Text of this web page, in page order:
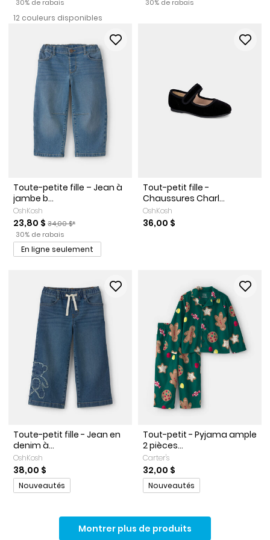
30% de rabais
12 couleurs disponibles
30% de rabais
Toute-petite fille – Jean à
jambe b...
OshKosh
Prix de solde
23,80 $ Prix ​​de détail suggéré par le fabricant
34,00 $*
Pourcentage de rabais
30% de rabais
En ligne seulement
Tout-petit fille -
Chaussures Charl...
OshKosh
36,00 $
Toute-petit fille - Jean en
denim à...
OshKosh
38,00 $
Promotions
Nouveautés
Tout-petit - Pyjama ample
2 pièces...
Carter's
32,00 $
Promotions
Nouveautés
Montrer plus de produits